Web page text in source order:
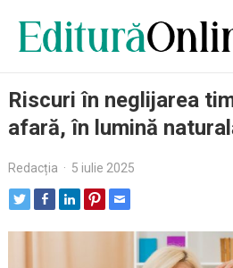
Riscuri în neglijarea
afară, în lumină
Redacția · 5 iulie 2025